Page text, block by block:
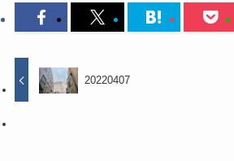
20220407